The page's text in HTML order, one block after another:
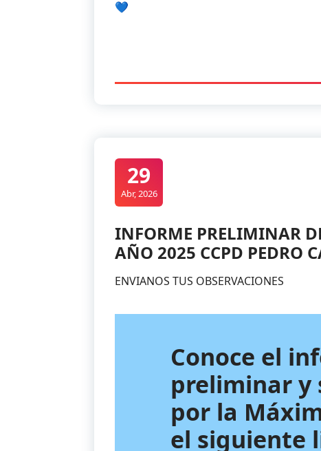
29
Abr, 2026
INFORME PRELIMINAR
AÑO 2025 CCPD PEDRO
ENVIANOS TUS OBSERVACIONES
Conoce el
preliminar y
por la
el siguiente